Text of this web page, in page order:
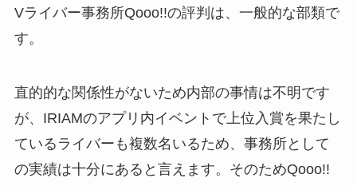
Vライバー事務所Qooo!!の評判は、一般的な部類で
す。
直的的な関係性がないため内部の事情は不明です
が、IRIAMのアプリ内イベントで上位入賞を果たし
ているライバーも複数名いるため、事務所として
の実績は十分にあると言えます。そのためQooo!!